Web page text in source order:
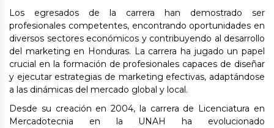
Los egresados de la carrera han demostrado ser
profesionales competentes, encontrando oportunidades en
diversos sectores económicos y contribuyendo al desarrollo
del marketing en Honduras. La carrera ha jugado un papel
crucial en la formación de profesionales capaces de diseñar
y ejecutar estrategias de marketing efectivas, adaptándose
a las dinámicas del mercado global y local.
Desde su creación en 2004, la carrera de Licenciatura en
Mercadotecnia en la UNAH ha evolucionado